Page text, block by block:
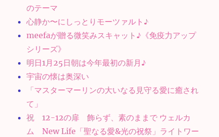
のテーマ
心静か〜にしっとりモーツァルト♪
meefaが贈る微笑みスキャット♪《免疫力アップ
シリーズ》
明日1月25日朝は今年最初の新月♪
宇宙の懐は奥深い
「マスターマーリンの大いなる見守る愛に癒され
て」
祝 12-12の扉 飾らず、素のままで ウェルカ
ム New Life「聖なる愛&光の祝祭」ライトワー